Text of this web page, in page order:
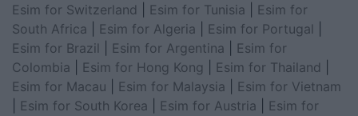
Esim for Switzerland
Esim for Tunisia
Esim for
South Africa
Esim for Algeria Esim for Portugal
Esim for Brazil
Esim for Argentina
Esim for
Colombia
Esim for Hong Kong Esim for Thailand
Esim for Macau
Esim for Malaysia
Esim for Vietnam
Esim for South Korea Esim for Austria
Esim for